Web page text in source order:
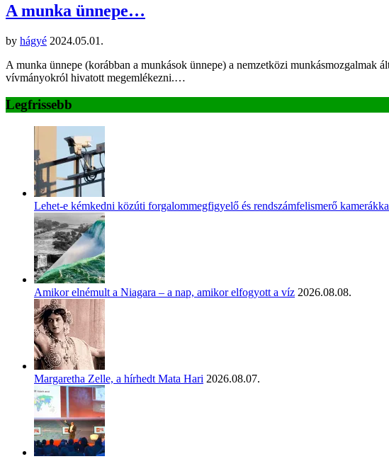
A munka ünnepe…
by hágyé 2024.05.01.
A munka ünnepe (korábban a munkások ünnepe) a nemzetközi munkásmozgalmak
vívmányokról hivatott megemlékezni.…
Legfrissebb
Lehet-e kémkedni közúti forgalommegfigyelő és rendszámfelismerő
Amikor elnémult a Niagara – a nap, amikor elfogyott a víz 2026.08.08.
Margaretha Zelle, a hírhedt Mata Hari 2026.08.07.